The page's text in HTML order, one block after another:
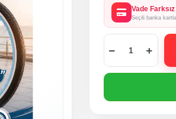
Vade
Seçili banka